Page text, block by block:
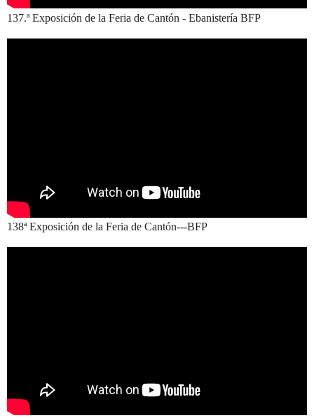
137.ª Exposición de la Feria de Cantón - Ebanistería BFP
138ª Exposición de la Feria de Cantón---BFP